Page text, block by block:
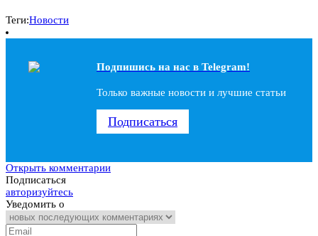
Теги:Новости
Подпишись на наc в Telegram!
Только важные новости и лучшие статьи
Подписаться
Открыть комментарии
Подписаться
авторизуйтесь
Уведомить о